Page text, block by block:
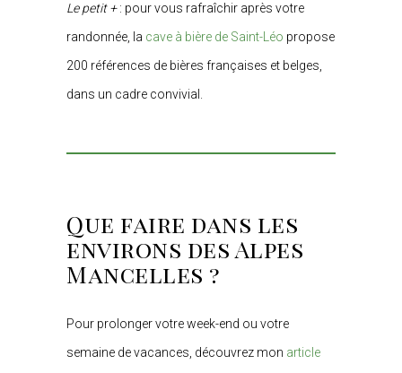
Le petit +: pour vous rafraîchir après votre
randonnée, la cave à bière de Saint-Léo propose
200 références de bières françaises et belges,
dans un cadre convivial.
Que faire dans les
environs des Alpes
Mancelles ?
Pour prolonger votre week-end ou votre
semaine de vacances, découvrez mon article